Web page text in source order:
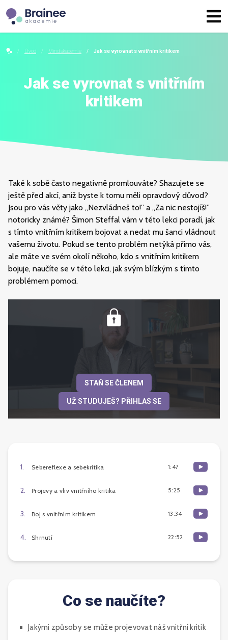
Úvod Mind akademie Jak se vyrovnat s vnitřním kritikem
Jak se vyrovnat s vnitřním
kritikem
Také k sobě často negativně promlouváte? Shazujete se
ještě před akcí, aniž byste k tomu měli opravdový důvod?
Jsou pro vás věty jako „Nezvládneš to!” a „Za nic nestojíš!”
notoricky známé? Šimon Steffal vám v této lekci poradí, jak
s tímto vnitřním kritikem bojovat a nedat mu šanci vládnout
vašemu životu. Pokud se tento problém netýká přímo vás,
ale máte ve svém okolí někoho, kdo s vnitřním kritikem
bojuje, naučíte se v této lekci, jak svým blízkým s tímto
problémem pomoci.
STAŇ SE ČLENEM
UŽ STUDUJEŠ? PŘIHLAS SE
1. Sebereflexe a sebekritika 1:47
2. Projevy a vliv vnitřního kritika 5:25
3. Boj s vnitřním kritikem 13:34
4. Shrnutí 22:52
Co se naučíte?
Jakými způsoby se může projevovat náš vnitřní kritik